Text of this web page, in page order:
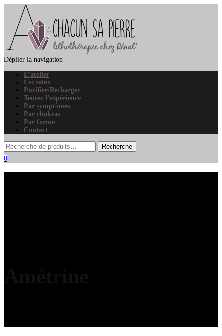
Déplier la navigation
L’atelier
Les soins
Purifier/Recharger
Tentez l’expérience
Par symptômes
Par chakras
Par forme
Contact
0